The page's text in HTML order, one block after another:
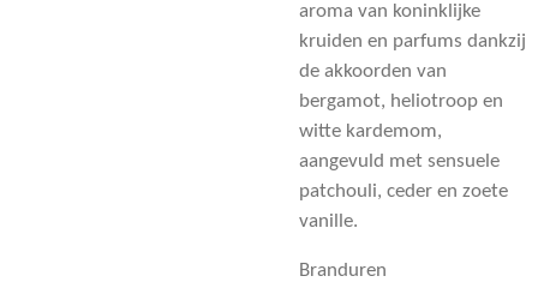
aroma van koninklijke
kruiden en parfums dankzij
de akkoorden van
bergamot, heliotroop en
witte kardemom,
aangevuld met sensuele
patchouli, ceder en zoete
vanille.
Branduren